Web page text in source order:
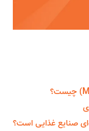
صنایع غذایی است؟